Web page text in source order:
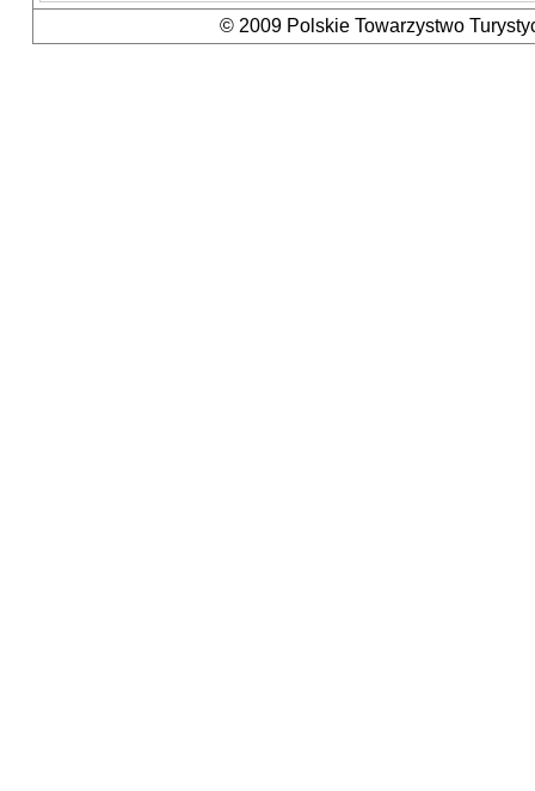
© 2009 Polskie Towarzystwo